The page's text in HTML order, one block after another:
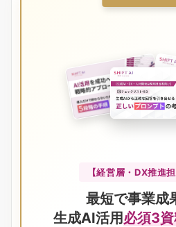
【経営層・DX推進
最短で事業成
生成AI活用必須3